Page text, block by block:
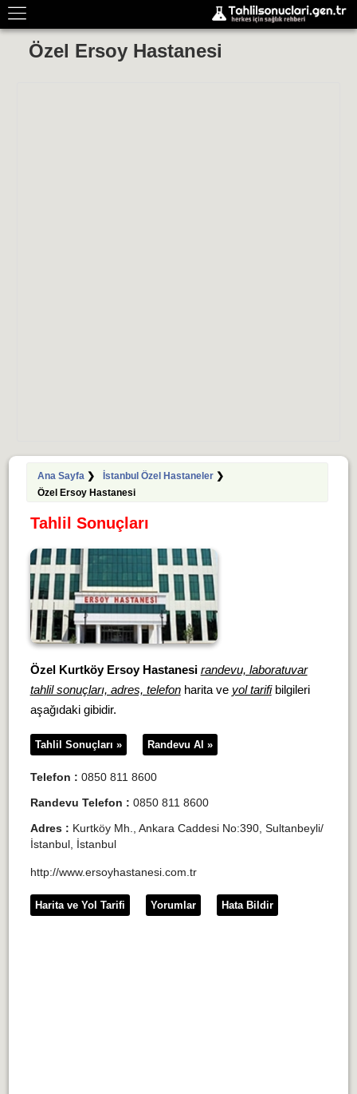
Özel Ersoy Hastanesi
Ana Sayfa❯ İstanbul Özel Hastaneler❯
Özel Ersoy Hastanesi
Tahlil Sonuçları
Özel Kurtköy Ersoy Hastanesi randevu, laboratuvar
tahlil sonuçları, adres, telefonharita ve yol tarifibilgileri
aşağıdaki gibidir.
Tahlil Sonuçları » Randevu Al »
Telefon : 0850 811 8600
Randevu Telefon : 0850 811 8600
Adres : Kurtköy Mh., Ankara Caddesi No:390, Sultanbeyli/
İstanbul, İstanbul
http://www.ersoyhastanesi.com.tr
Harita ve Yol Tarifi Yorumlar Hata Bildir